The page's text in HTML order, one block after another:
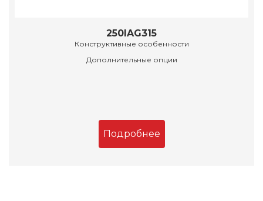
250IAG315
Конструктивные особенности
Дополнительные опции
Подробнее